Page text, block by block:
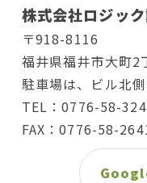
株式会社ロジッ
〒918-8116
福井県福井市大町2
駐車場は、ビル北
TEL：0776-58-
FAX：0776-58-